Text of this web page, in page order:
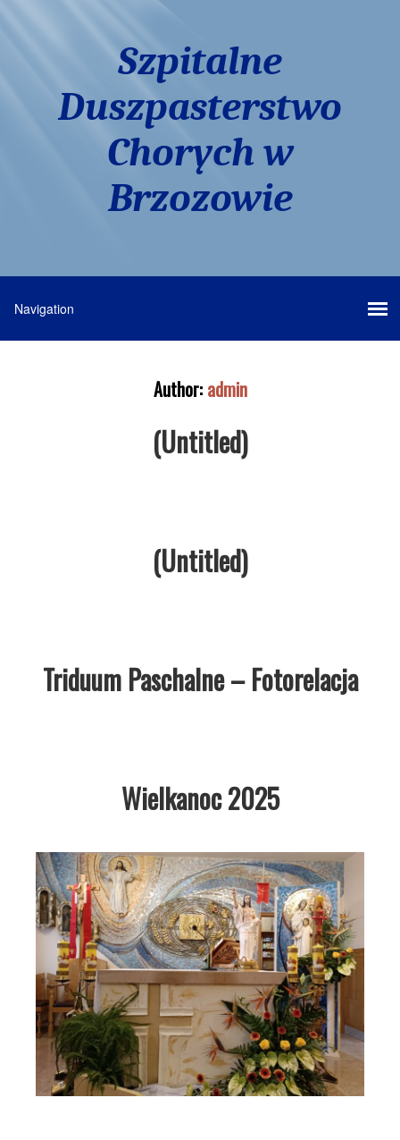
Szpitalne
Duszpasterstwo
Chorych w
Brzozowie
Author: admin
(Untitled)
(Untitled)
Triduum Paschalne – Fotorelacja
Wielkanoc 2025